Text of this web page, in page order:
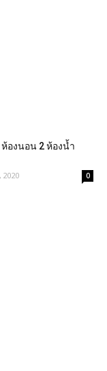
องนอน 2 ห้องน้ำ
2020 0